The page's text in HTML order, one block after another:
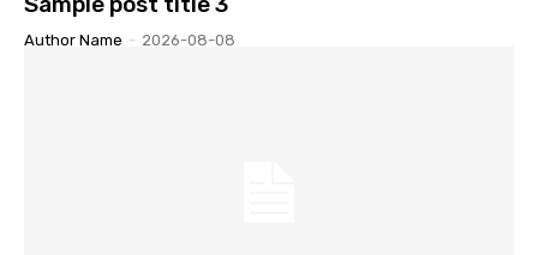
Author Name - 2026-08-08